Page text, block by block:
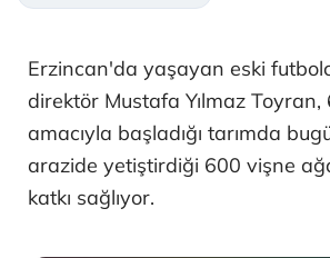
Erzincan'da yaşayan eski
direktör Mustafa Yılmaz Toyran,
amacıyla başladığı tarımda
arazide yetiştirdiği 600 vişne
katkı sağlıyor.